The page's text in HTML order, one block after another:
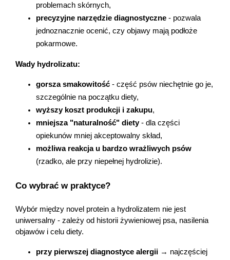
problemach skórnych,
precyzyjne narzędzie diagnostyczne - pozwala
jednoznacznie ocenić, czy objawy mają podłoże
pokarmowe.
Wady hydrolizatu:
gorsza smakowitość - część psów niechętnie go je,
szczególnie na początku diety,
wyższy koszt produkcji i zakupu,
mniejsza "naturalność" diety - dla części
opiekunów mniej akceptowalny skład,
możliwa reakcja u bardzo wrażliwych psów
(rzadko, ale przy niepełnej hydrolizie).
Co wybrać w praktyce?
Wybór między novel protein a hydrolizatem nie jest
uniwersalny - zależy od historii żywieniowej psa, nasilenia
objawów i celu diety.
przy pierwszej diagnostyce alergii → najczęściej